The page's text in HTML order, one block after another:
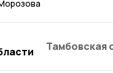
Тамбовская